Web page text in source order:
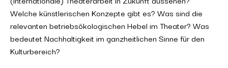
Welche künstlerischen Konzepte gibt es? Was sind die
relevanten betriebsökologischen Hebel im Theater? Was
bedeutet Nachhaltigkeit im ganzheitlichen Sinne für den
Kulturbereich?